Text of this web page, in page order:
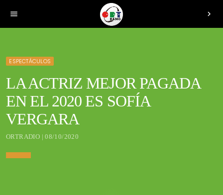
menu chevron_right
ESPECTÁCULOS
LA ACTRIZ MEJOR PAGADA
EN EL 2020 ES SOFÍA
VERGARA
ORTRADIO | 08/10/2020